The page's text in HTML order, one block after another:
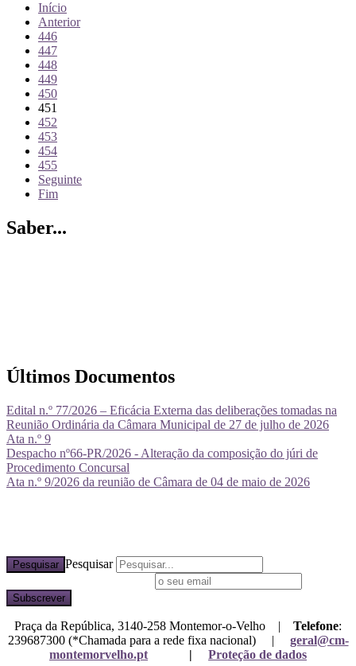
Início
Anterior
446
447
448
449
450
451
452
453
454
455
Seguinte
Fim
Saber...
Últimos Documentos
Edital n.º 77/2026 – Eficácia Externa das deliberações tomadas na
Reunião Ordinária da Câmara Municipal de 27 de julho de 2026
Ata n.º 9
Despacho nº66-PR/2026 - Alteração da composição do júri de
Procedimento Concursal
Ata n.º 9/2026 da reunião de Câmara de 04 de maio de 2026
Pesquisar Pesquisar
Praça da República, 3140-258 Montemor-o-Velho | Telefone:
239687300 (*Chamada para a rede fixa nacional) | geral@cm-
montemorvelho.pt
| Proteção de dados